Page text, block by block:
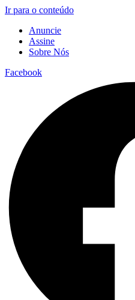
Ir para o conteúdo
Anuncie
Assine
Sobre Nós
Facebook